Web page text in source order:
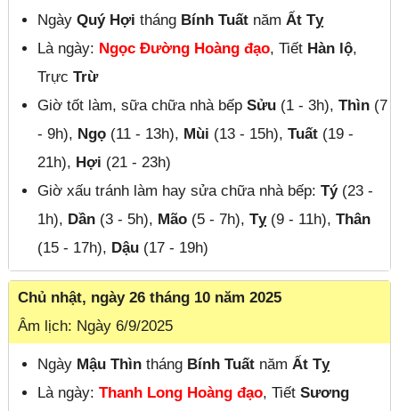
NgàyQuý Hợi tháng Bính Tuất nămẤt Tỵ
Là ngày: Ngọc Đường Hoàng đạo, Tiết Hàn lộ,
TrựcTrừ
Giờ tốt làm, sữa chữa nhà bếpSửu (1 - 3h),Thìn (7
- 9h), Ngọ (11 - 13h), Mùi (13 - 15h),Tuất (19 -
21h), Hợi (21 - 23h)
Giờ xấu tránh làm hay sửa chữa nhà bếp:Tý(23 -
1h), Dần (3 - 5h), Mão (5 - 7h),Tỵ(9 - 11h),Thân
(15 - 17h), Dậu (17 - 19h)
Chủ nhật, ngày 26 tháng 10 năm 2025
Âm lịch: Ngày 6/9/2025
Ngày Mậu Thìn tháng Bính Tuất nămẤt Tỵ
Là ngày:Thanh Long Hoàng đạo, TiếtSương